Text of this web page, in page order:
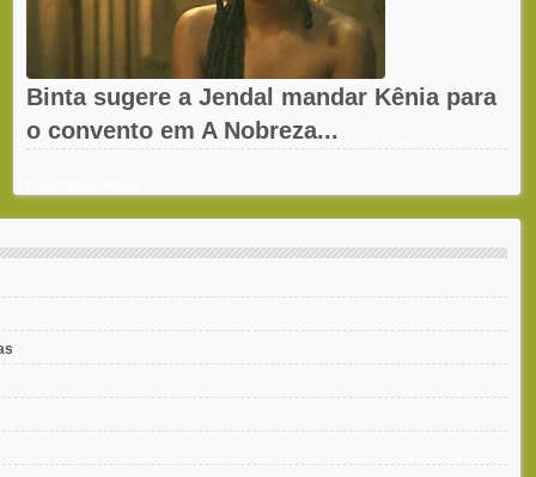
Binta sugere a Jendal mandar Kênia para
o convento em A Nobreza...